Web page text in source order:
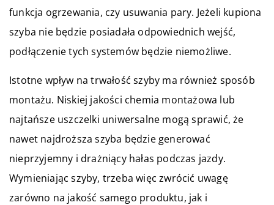
funkcja ogrzewania, czy usuwania pary. Jeżeli kupiona
szyba nie będzie posiadała odpowiednich wejść,
podłączenie tych systemów będzie niemożliwe.
Istotne wpływ na trwałość szyby ma również sposób
montażu. Niskiej jakości chemia montażowa lub
najtańsze uszczelki uniwersalne mogą sprawić, że
nawet najdroższa szyba będzie generować
nieprzyjemny i drażniący hałas podczas jazdy.
Wymieniając szyby, trzeba więc zwrócić uwagę
zarówno na jakość samego produktu, jak i